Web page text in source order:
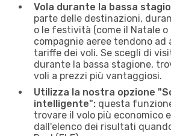
Vola durante la bassa
parte delle destinazioni,
o le festività (come il Natale o
compagnie aeree tendono ad
tariffe dei voli. Se scegli di
durante la bassa stagione,
voli a prezzi più vantaggiosi.
Utilizza la nostra opzione
intelligente": questa
trovare il volo più economico
dall'elenco dei risultati